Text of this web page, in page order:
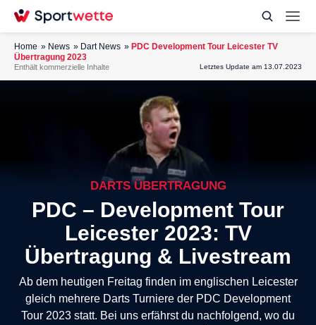
Home News Dart News
PDC Development Tour Leicester TV
Übertragung 2023
Enthält kommerzielle Inhalte Letztes Update am 13.07.2023
DARTS ÜBERTRAGUNG
PDC – Development Tour
Leicester 2023: TV
Übertragung & Livestream
Ab dem heutigen Freitag finden im englischen Leicester
gleich mehrere Darts Turniere der PDC Development
Tour 2023 statt. Bei uns erfährst du nachfolgend, wo du